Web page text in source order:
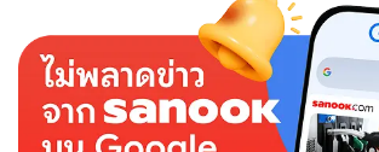
ใน
สอง
คนร้าย
ทุบตี
พระ